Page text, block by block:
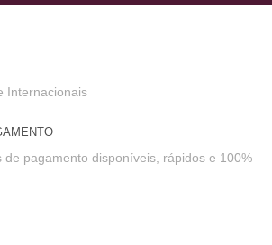
Internacionais
de pagamento disponíveis, rápidos e 100%